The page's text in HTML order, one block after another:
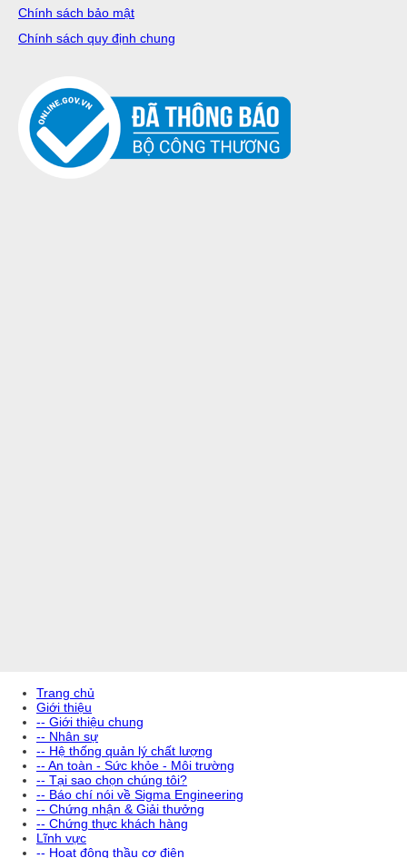
Chính sách bảo mật
Chính sách quy định chung
Trang chủ
Giới thiệu
-- Giới thiệu chung
-- Nhân sự
-- Hệ thống quản lý chất lượng
-- An toàn - Sức khỏe - Môi trường
-- Tại sao chọn chúng tôi?
-- Báo chí nói về Sigma Engineering
-- Chứng nhận & Giải thưởng
-- Chứng thực khách hàng
Lĩnh vực
-- Hoạt động thầu cơ điện